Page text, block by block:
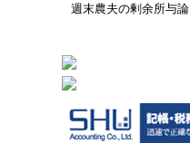
週末農夫の剰余所与論